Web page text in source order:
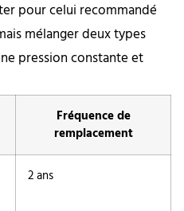
pour celui recommandé
mélanger deux types
pression constante et
Fréquence de
remplacement
2 ans